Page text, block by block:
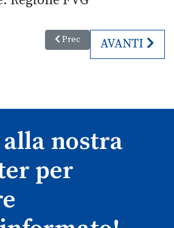
Articolo precedente: Nuove
Prec ARTICOLO
AVANTI
nostra
per